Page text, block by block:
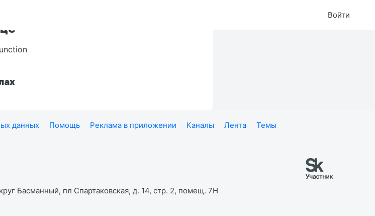
Войти
данных Помощь Реклама в приложении Каналы Лента
Темы
Басманный, пл Спартаковская, д. 14, стр. 2, помещ. 7Н